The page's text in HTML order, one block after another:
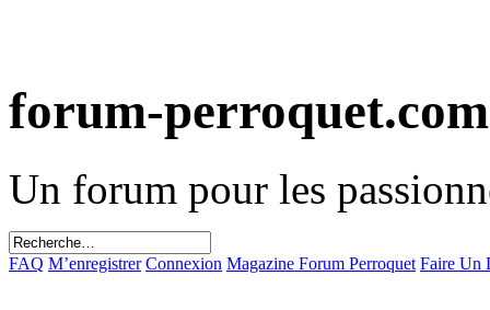
forum-perroquet.com
Un forum pour les
FAQ M’enregistrer Connexion Magazine Forum Perroquet Faire Un